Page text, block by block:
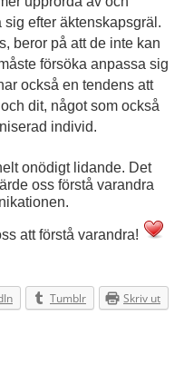
sig efter äktenskapsgräl.
beror på att de inte kan
försöka anpassa sig
också en tendens att
dit, något som också
individ.
onödigt lidande. Det
oss förstå varandra
att förstå varandra!
Tumblr Skriv ut